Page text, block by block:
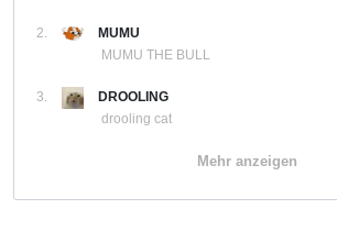
2.
MUMU
MUMU THE BULL
3.
DROOLING
drooling cat
Mehr anzeigen